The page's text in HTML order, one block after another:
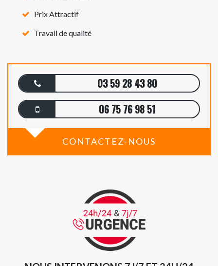
Prix Attractif
Travail de qualité
03 59 28 43 80
06 75 76 98 51
CONTACTEZ-NOUS